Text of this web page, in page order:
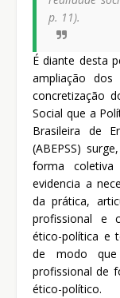
p. 11).
É diante desta
ampliação
concretização
Social que a
Brasileira de
(ABEPSS)
forma
evidencia a
da prática,
profissional e
ético-política e
de modo que
profissional de
ético-político.